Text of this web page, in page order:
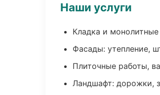
Наши услуги
Кладка и
Фасады: утепление,
Плиточные работы,
Ландшафт: дорожки,